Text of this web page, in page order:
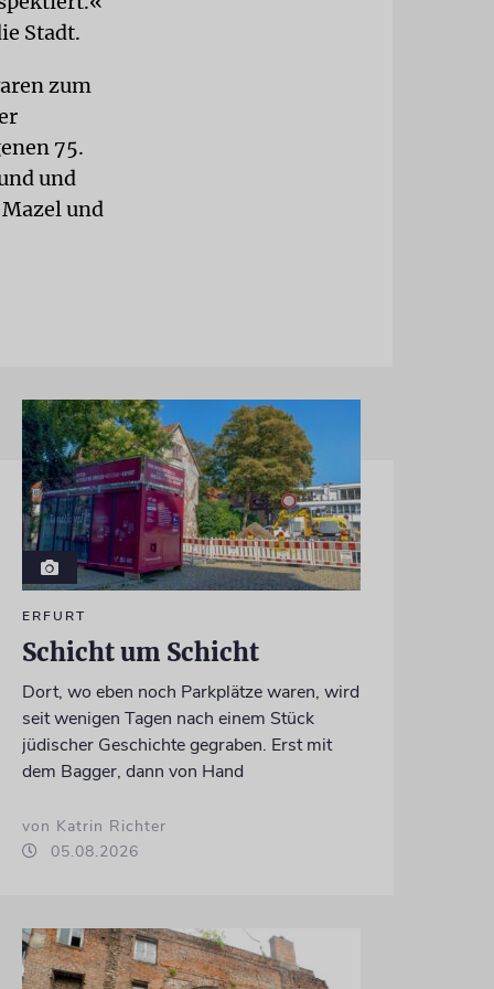
Stadt.
zum
75.
und
und
ERFURT
Schicht um Schicht
Dort, wo eben noch Parkplätze waren, wird
seit wenigen Tagen nach einem Stück
jüdischer Geschichte gegraben. Erst mit
dem Bagger, dann von Hand
von Katrin Richter
05.08.2026